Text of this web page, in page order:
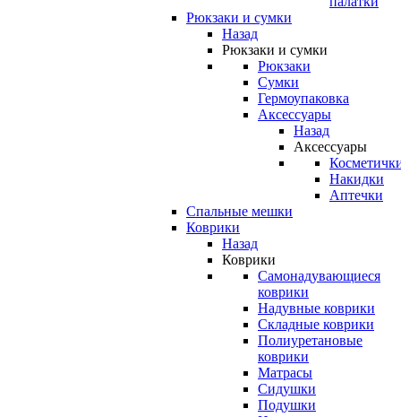
Рюкзаки и сумки
Назад
Рюкзаки и сумки
Рюкзаки
Сумки
Гермоупаковка
Аксессуары
Назад
Аксессуары
Накидки
Аптечки
Спальные мешки
Коврики
Назад
Коврики
Самонадувающиеся
коврики
Надувные коврики
Складные коврики
Полиуретановые
коврики
Матрасы
Сидушки
Подушки